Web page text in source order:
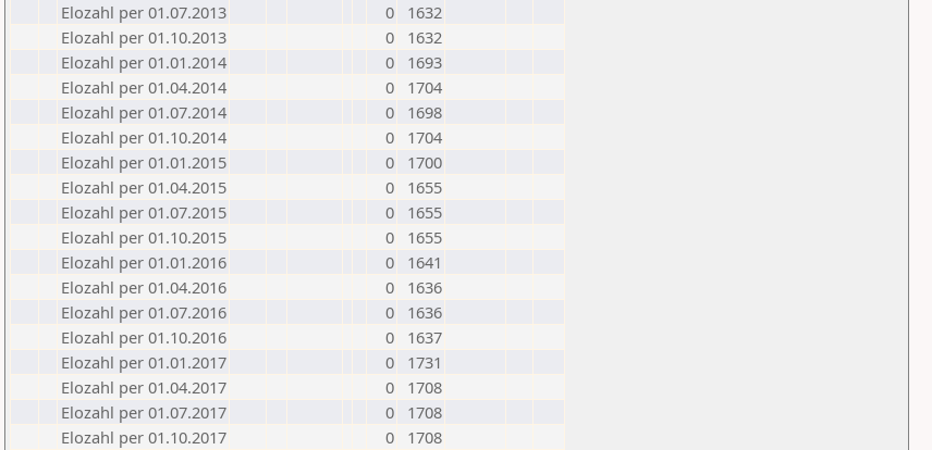
Elozahl per 01.07.2013
0
1632
Elozahl per 01.10.2013
0
1632
Elozahl per 01.01.2014
0
1693
Elozahl per 01.04.2014
0
1704
Elozahl per 01.07.2014
0
1698
Elozahl per 01.10.2014
0
1704
Elozahl per 01.01.2015
0
1700
Elozahl per 01.04.2015
0
1655
Elozahl per 01.07.2015
0
1655
Elozahl per 01.10.2015
0
1655
Elozahl per 01.01.2016
0
1641
Elozahl per 01.04.2016
0
1636
Elozahl per 01.07.2016
0
1636
Elozahl per 01.10.2016
0
1637
Elozahl per 01.01.2017
0
1731
Elozahl per 01.04.2017
0
1708
Elozahl per 01.07.2017
0
1708
Elozahl per 01.10.2017
0
1708